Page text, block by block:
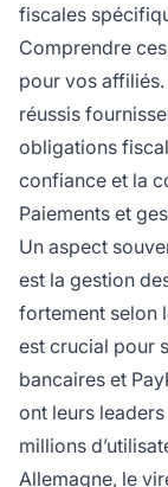
fiscales
Comprendre
pour vos
réussis
obligations
confiance et la
Paiements et
Un aspect
est la gestion
fortement selon
est crucial pour
bancaires et
ont leurs
millions
Allemagne, le